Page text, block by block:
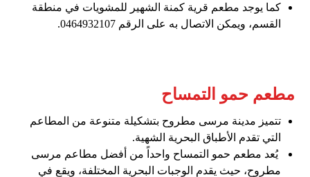
كما يوجد مطعم قرية كمنة الشهير للمشويات في منطقة
القسم، ويمكن الاتصال به على الرقم 0464932107.
مطعم حمو التمساح
تتميز مدينة مرسى مطروح بتشكيلة متنوعة من المطاعم
التي تقدم الأطباق البحرية الشهية.
يُعد مطعم حمو التمساح واحداً من أفضل مطاعم مرسى
مطروح، حيث يقدم الوجبات البحرية المختلفة، ويقع في